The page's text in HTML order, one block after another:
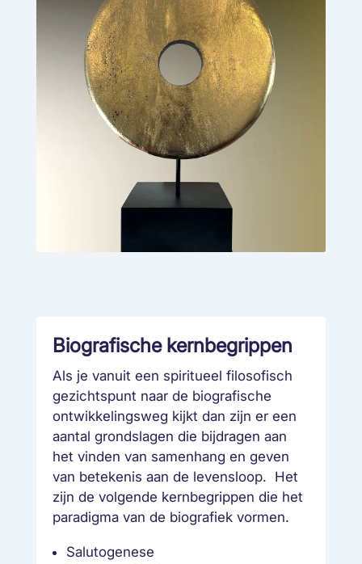
Biografische kernbegrippen
Als je vanuit een spiritueel filosofisch
gezichtspunt naar de biografische
ontwikkelingsweg kijkt dan zijn er een
aantal grondslagen die bijdragen aan
het vinden van samenhang en geven
van betekenis aan de levensloop. Het
zijn de volgende kernbegrippen die het
paradigma van de biografiek vormen.
Salutogenese